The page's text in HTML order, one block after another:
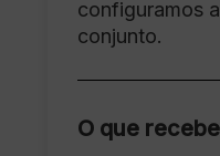
configuramos
conjunto.
O que recebe